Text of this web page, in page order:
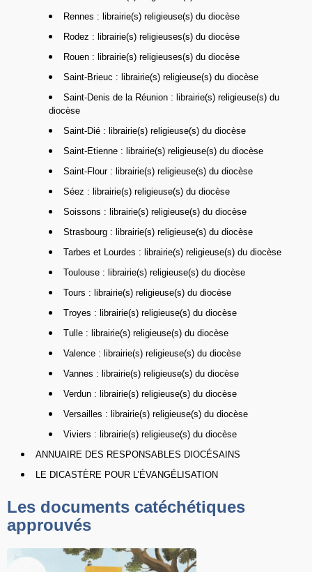
Rennes : librairie(s) religieuse(s) du diocèse
Rodez : librairie(s) religieuses(s) du diocèse
Rouen : librairie(s) religieuses(s) du diocèse
Saint-Brieuc : librairie(s) religieuse(s) du diocèse
Saint-Denis de la Réunion : librairie(s) religieuse(s) du
diocèse
Saint-Dié : librairie(s) religieuse(s) du diocèse
Saint-Etienne : librairie(s) religieuse(s) du diocèse
Saint-Flour : librairie(s) religieuse(s) du diocèse
Séez : librairie(s) religieuse(s) du diocèse
Soissons : librairie(s) religieuse(s) du diocèse
Strasbourg : librairie(s) religieuse(s) du diocèse
Tarbes et Lourdes : librairie(s) religieuse(s) du diocèse
Toulouse : librairie(s) religieuse(s) du diocèse
Tours : librairie(s) religieuse(s) du diocèse
Troyes : librairie(s) religieuse(s) du diocèse
Tulle : librairie(s) religieuse(s) du diocèse
Valence : librairie(s) religieuse(s) du diocèse
Vannes : librairie(s) religieuse(s) du diocèse
Verdun : librairie(s) religieuse(s) du diocèse
Versailles : librairie(s) religieuse(s) du diocèse
Viviers : librairie(s) religieuse(s) du diocèse
ANNUAIRE DES RESPONSABLES DIOCÉSAINS
LE DICASTÈRE POUR L’ÉVANGÉLISATION
Les documents catéchétiques
approuvés